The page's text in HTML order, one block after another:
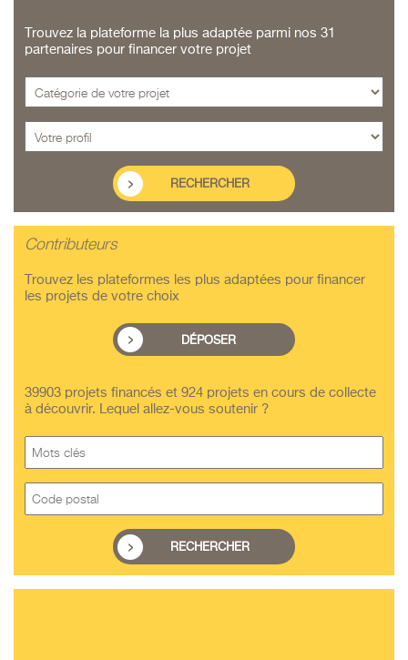
Trouvez la plateforme la plus adaptée parmi nos 31
partenaires pour financer votre projet
Contributeurs
Trouvez les plateformes les plus adaptées pour financer
les projets de votre choix
DÉPOSER
39903 projets financés et 924 projets en cours de collecte
à découvrir. Lequel allez-vous soutenir ?